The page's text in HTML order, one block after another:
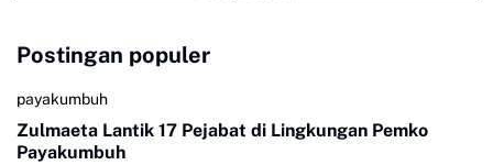
Postingan populer
payakumbuh
Zulmaeta Lantik 17 Pejabat di Lingkungan Pemko
Payakumbuh